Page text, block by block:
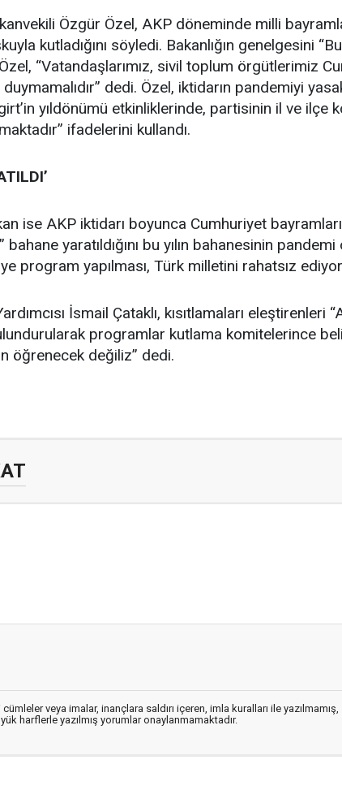
Özgür Özel, AKP döneminde milli
kutladığını söyledi. Bakanlığın genelgesini
“Vatandaşlarımız, sivil toplum örgütlerimiz
duymamalıdır” dedi. Özel, iktidarın pandemiyi
yıldönümü etkinliklerinde, partisinin il ve ilçe
ifadelerini kullandı.
ise AKP iktidarı boyunca Cumhuriyet
bahane yaratıldığını bu yılın bahanesinin
program yapılması, Türk milletini rahatsız
İsmail Çataklı, kısıtlamaları eleştirenleri
programlar kutlama komitelerince
öğrenecek değiliz” dedi.
veya imalar, inançlara saldırı içeren, imla kuralları ile yazılmamış,
harflerle yazılmış yorumlar onaylanmamaktadır.